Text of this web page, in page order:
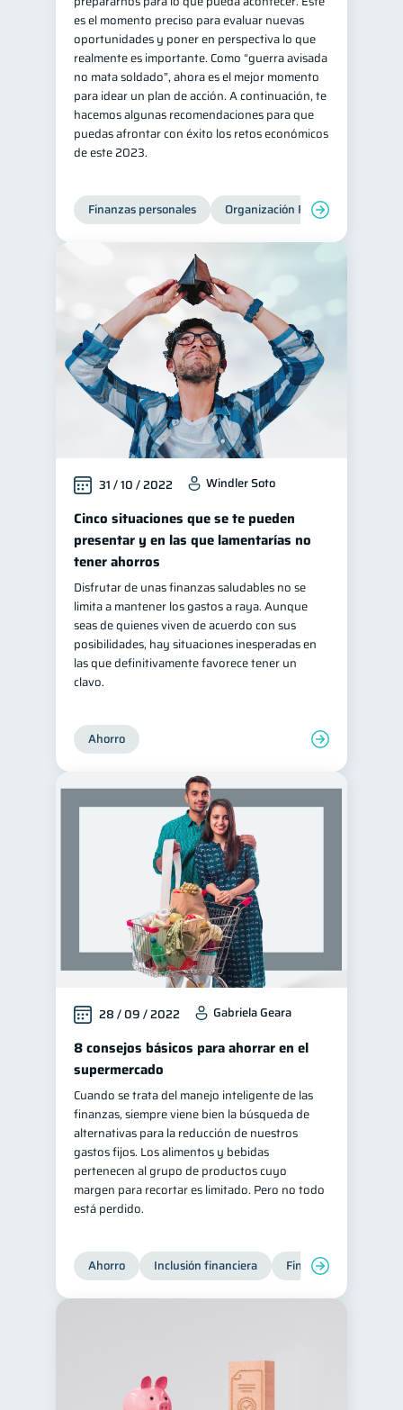
es el momento preciso para evaluar nuevas
oportunidades y poner en perspectiva lo que
realmente es importante. Como “guerra avisada
no mata soldado”, ahora es el mejor momento
para idear un plan de acción. A continuación, te
hacemos algunas recomendaciones para que
puedas afrontar con éxito los retos económicos
de este 2023.
Finanzas personales Organización Financiera
31 / 10 / 2022 Windler Soto
Cinco situaciones que se te pueden
presentar y en las que lamentarías no
tener ahorros
Disfrutar de unas finanzas saludables no se
limita a mantener los gastos a raya. Aunque
seas de quienes viven de acuerdo con sus
posibilidades, hay situaciones inesperadas en
las que definitivamente favorece tener un
clavo.
Ahorro
28 / 09 / 2022 Gabriela Geara
8 consejos básicos para ahorrar en el
supermercado
Cuando se trata del manejo inteligente de las
finanzas, siempre viene bien la búsqueda de
alternativas para la reducción de nuestros
gastos fijos. Los alimentos y bebidas
pertenecen al grupo de productos cuyo
margen para recortar es limitado. Pero no todo
está perdido.
Ahorro Inclusión financiera Finanzas para jóvenes